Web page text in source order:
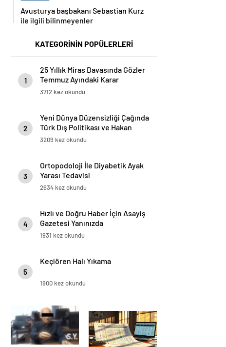
Avusturya başbakanı Sebastian Kurz
ile ilgili bilinmeyenler
KATEGORİNİN POPÜLERLERİ
1
25 Yıllık Miras Davasında Gözler
Temmuz Ayındaki Karar
Duruşmasına Çevrildi
3712 kez okundu
2
Yeni Dünya Düzensizliği Çağında
Türk Dış Politikası ve Hakan
Fidan Faktörü
3209 kez okundu
3
Ortopodoloji İle Diyabetik Ayak
Yarası Tedavisi
2634 kez okundu
4
Hızlı ve Doğru Haber İçin Asayiş
Gazetesi Yanınızda
1931 kez okundu
5
Keçiören Halı Yıkama
1900 kez okundu